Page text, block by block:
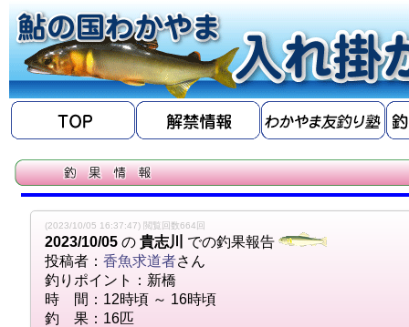
(2023/10/05 16:37:47) 閲覧回数664回
2023/10/05 の 貴志川
での釣果報告
投稿者： 香魚求道者さん
釣りポイント：新橋
時 間：12時頃 ～ 16時頃
釣 果：16匹